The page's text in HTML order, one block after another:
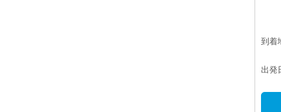
到着
出発